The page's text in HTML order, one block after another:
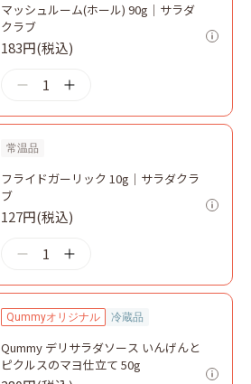
マッシュルーム(ホール) 90g｜サラダ
クラブ
183円(税込)
1
常温品
フライドガーリック 10g｜サラダクラ
ブ
127円(税込)
1
Qummyオリジナル 冷蔵品
Qummy デリサラダソース いんげんと
ピクルスのマヨ仕立て 50g